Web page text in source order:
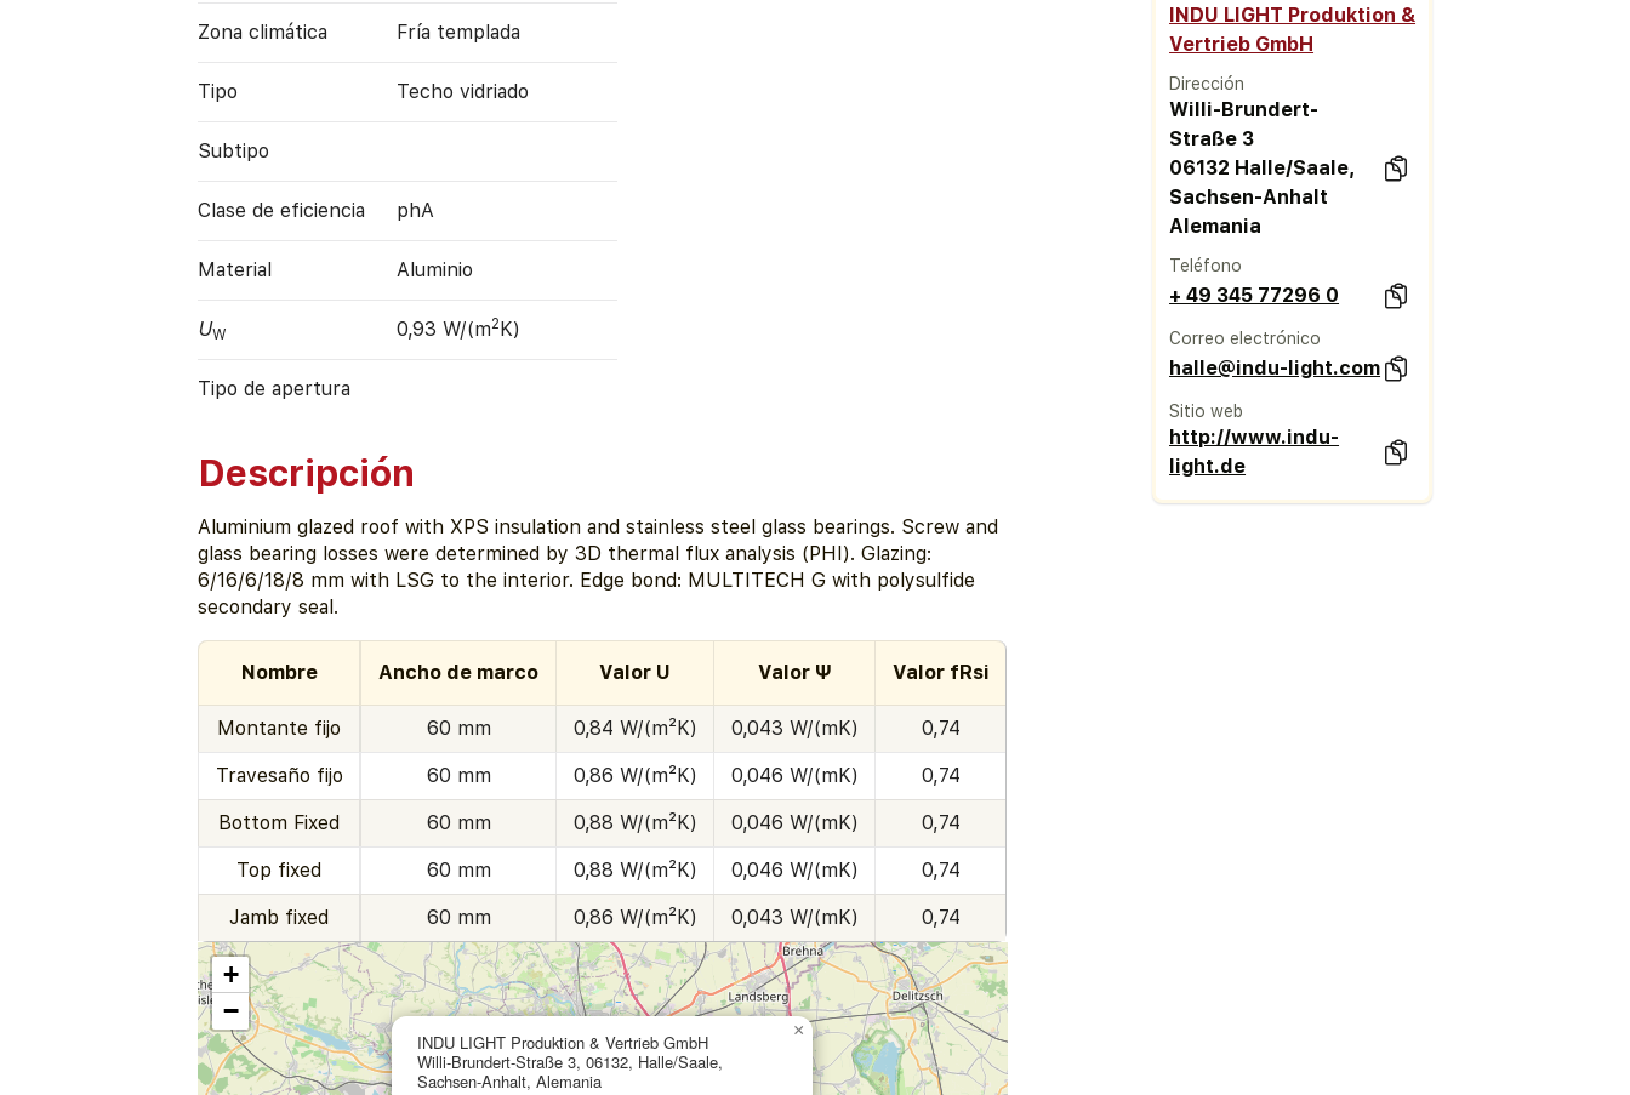
Zona climática Fría templada
Tipo Techo vidriado
Subtipo
Clase de eficiencia phA
Material Aluminio
UW 0,93 W/(m2K)
Tipo de apertura
Descripción
Aluminium glazed roof with XPS insulation and stainless steel glass bearings. Screw and
glass bearing losses were determined by 3D thermal flux analysis (PHI). Glazing:
6/16/6/18/8 mm with LSG to the interior. Edge bond: MULTITECH G with polysulfide
secondary seal.
Nombre Ancho de marco Valor U Valor Ψ Valor fRsi
Montante fijo 60 mm 0,84 W/(m²K) 0,043 W/(mK) 0,74
Travesaño fijo 60 mm 0,86 W/(m²K) 0,046 W/(mK) 0,74
Bottom Fixed 60 mm 0,88 W/(m²K) 0,046 W/(mK) 0,74
Top fixed 60 mm 0,88 W/(m²K) 0,046 W/(mK) 0,74
Jamb fixed 60 mm 0,86 W/(m²K) 0,043 W/(mK) 0,74
INDU LIGHT Produktion & Vertrieb GmbH
Willi-Brundert-Straße 3, 06132, Halle/Saale,
Sachsen-Anhalt, Alemania
×
+
−
INDU LIGHT Produktion &
Vertrieb GmbH
Dirección
Willi-Brundert-
Straße 3
06132 Halle/Saale,
Sachsen-Anhalt
Alemania
Teléfono
+ 49 345 77296 0
Correo electrónico
halle@indu-light.com
Sitio web
http://www.indu-
light.de